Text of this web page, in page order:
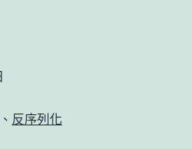
、 反序列化